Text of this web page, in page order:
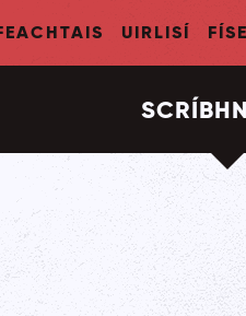
UIRLISÍ